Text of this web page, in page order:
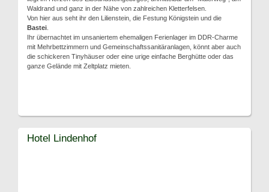
Waldrand und ganz in der Nähe von zahlreichen Kletterfelsen.
Von hier aus seht ihr den Lilienstein, die Festung Königstein und die
Bastei
Ihr übernachtet im unsaniertem ehemaligen Ferienlager im DDR-Charme
mit Mehrbettzimmern und Gemeinschaftssanitäranlagen, könnt aber auch
die schickeren Tinyhäuser oder eine urige einfache Berghütte oder das
ganze Gelände mit Zeltplatz mieten.
Hotel Lindenhof